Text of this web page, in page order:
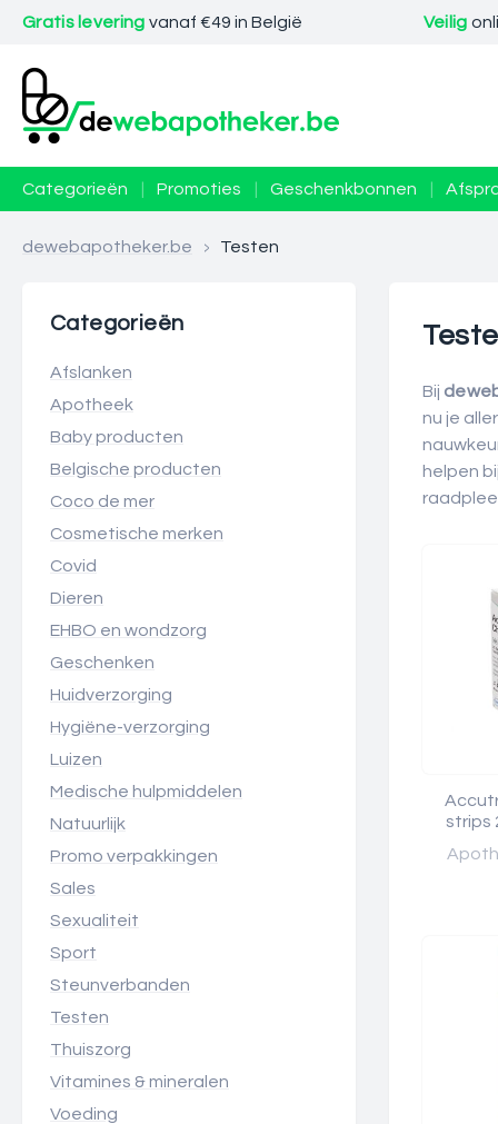
Gratis levering vanaf €49 in België Veilig
Categorieën Promoties Geschenkbonnen
dewebapotheker.be > Testen
Categorieën
Afslanken
Apotheek
Baby producten
Belgische producten
Coco de mer
Cosmetische merken
Covid
Dieren
EHBO en wondzorg
Geschenken
Huidverzorging
Hygiëne-verzorging
Luizen
Medische hulpmiddelen
Natuurlijk
Promo verpakkingen
Sales
Sexualiteit
Sport
Steunverbanden
Testen
Thuiszorg
Vitamines & mineralen
Voeding
Bij
nu je
helpen
strips